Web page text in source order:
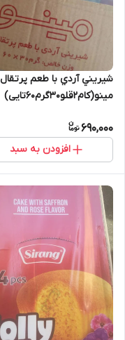
شيريني آردي با طعم پرتقال
مینو(کام۲قلو۳۰گرم۶۰تایی)
690,000
افزودن به سبد